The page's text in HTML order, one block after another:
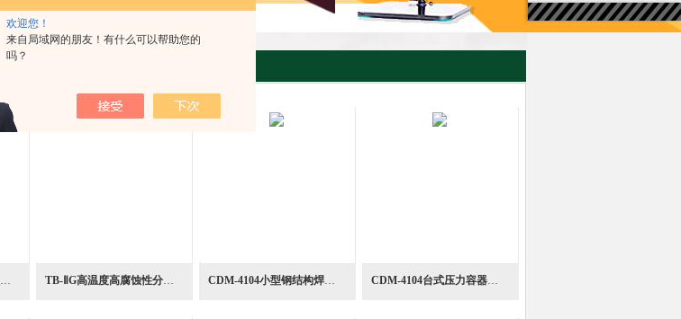
欢迎您！
来自局域网的朋友！有什么可以帮助您的
吗？
TB-ⅡG有色金属加工高温气动抽吸抽吸装置 TB-ⅡG高温度高腐蚀性分体式氧分析抽吸装置 CDM-4104小型钢结构焊缝疲劳裂纹复检深度计 CDM-4104台式压力容器快速测定裂缝深度测量计